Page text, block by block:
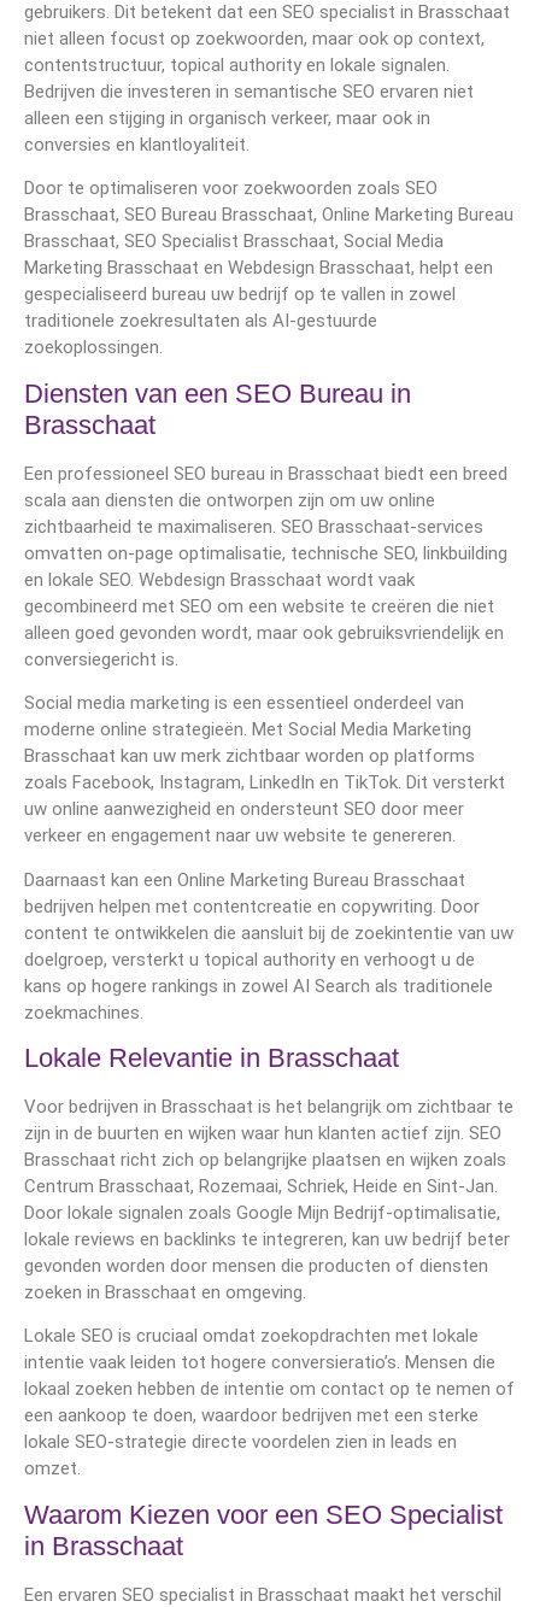
gebruikers. Dit betekent dat een SEO specialist in Brasschaat
niet alleen focust op zoekwoorden, maar ook op context,
contentstructuur, topical authority en lokale signalen.
Bedrijven die investeren in semantische SEO ervaren niet
alleen een stijging in organisch verkeer, maar ook in
conversies en klantloyaliteit.
Door te optimaliseren voor zoekwoorden zoals SEO
Brasschaat, SEO Bureau Brasschaat, Online Marketing Bureau
Brasschaat, SEO Specialist Brasschaat, Social Media
Marketing Brasschaat en Webdesign Brasschaat, helpt een
gespecialiseerd bureau uw bedrijf op te vallen in zowel
traditionele zoekresultaten als AI-gestuurde
zoekoplossingen.
Diensten van een SEO Bureau in
Brasschaat
Een professioneel SEO bureau in Brasschaat biedt een breed
scala aan diensten die ontworpen zijn om uw online
zichtbaarheid te maximaliseren. SEO Brasschaat-services
omvatten on-page optimalisatie, technische SEO, linkbuilding
en lokale SEO. Webdesign Brasschaat wordt vaak
gecombineerd met SEO om een website te creëren die niet
alleen goed gevonden wordt, maar ook gebruiksvriendelijk en
conversiegericht is.
Social media marketing is een essentieel onderdeel van
moderne online strategieën. Met Social Media Marketing
Brasschaat kan uw merk zichtbaar worden op platforms
zoals Facebook, Instagram, LinkedIn en TikTok. Dit versterkt
uw online aanwezigheid en ondersteunt SEO door meer
verkeer en engagement naar uw website te genereren.
Daarnaast kan een Online Marketing Bureau Brasschaat
bedrijven helpen met contentcreatie en copywriting. Door
content te ontwikkelen die aansluit bij de zoekintentie van uw
doelgroep, versterkt u topical authority en verhoogt u de
kans op hogere rankings in zowel AI Search als traditionele
zoekmachines.
Lokale Relevantie in Brasschaat
Voor bedrijven in Brasschaat is het belangrijk om zichtbaar te
zijn in de buurten en wijken waar hun klanten actief zijn. SEO
Brasschaat richt zich op belangrijke plaatsen en wijken zoals
Centrum Brasschaat, Rozemaai, Schriek, Heide en Sint-Jan.
Door lokale signalen zoals Google Mijn Bedrijf-optimalisatie,
lokale reviews en backlinks te integreren, kan uw bedrijf beter
gevonden worden door mensen die producten of diensten
zoeken in Brasschaat en omgeving.
Lokale SEO is cruciaal omdat zoekopdrachten met lokale
intentie vaak leiden tot hogere conversieratio’s. Mensen die
lokaal zoeken hebben de intentie om contact op te nemen of
een aankoop te doen, waardoor bedrijven met een sterke
lokale SEO-strategie directe voordelen zien in leads en
omzet.
Waarom Kiezen voor een SEO Specialist
in Brasschaat
Een ervaren SEO specialist in Brasschaat maakt het verschil